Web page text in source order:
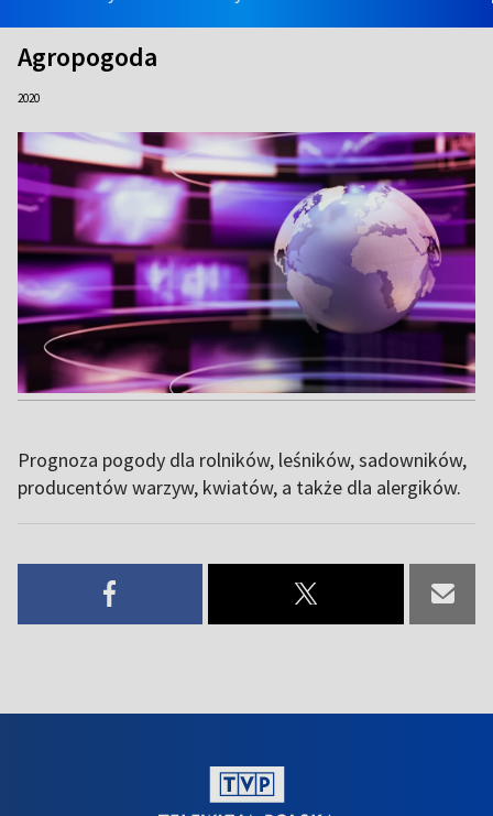
Agropogoda
2020
Prognoza pogody dla rolników, leśników, sadowników,
producentów warzyw, kwiatów, a także dla alergików.